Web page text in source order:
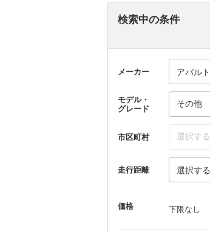
検索中の条件
メーカー
モデル・
グレード
その他
市区町村 選択する
走行距離
価格 下限なし